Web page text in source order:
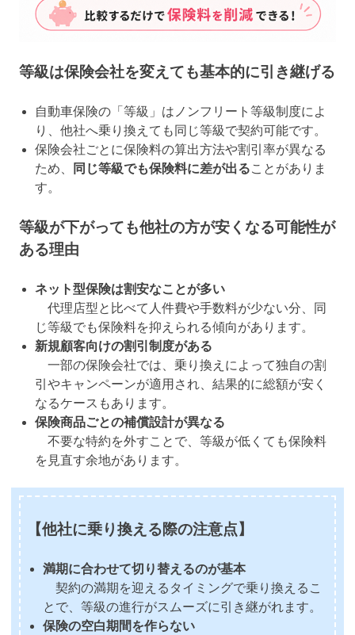
等級は保険会社を変えても基本的に引き継げる
自動車保険の「等級」はノンフリート等級制度によ
り、他社へ乗り換えても同じ等級で契約可能です。
保険会社ごとに保険料の算出方法や割引率が異なる
ため、
同じ等級でも保険料に差が出ることがありま
す。
等級が下がっても他社の方が安くなる可能性が
ある理由
ネット型保険は割安なことが多い
代理店型と比べて人件費や手数料が少ない分、同
じ等級でも保険料を抑えられる傾向があります。
新規顧客向けの割引制度がある
一部の保険会社では、乗り換えによって独自の割
引やキャンペーンが適用され、結果的に総額が安く
なるケースもあります。
保険商品ごとの補償設計が異なる
不要な特約を外すことで、等級が低くても保険料
を見直す余地があります。
【他社に乗り換える際の注意点】
満期に合わせて切り替えるのが基本
契約の満期を迎えるタイミングで乗り換えるこ
とで、等級の進行がスムーズに引き継がれます。
保険の空白期間を作らない